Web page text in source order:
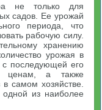
не только для
садов. Ее урожай
периода, что
рабочую силу.
хранению
урожая в
с последующей его
ценам, а также
самом хозяйстве.
из наиболее